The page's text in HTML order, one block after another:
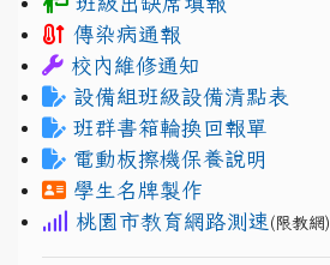
傳染病通報
校內維修通知
設備組班級設備清點表
班群書箱輪換回報單
電動板擦機保養說明
學生名牌製作
桃園市教育網路測速 (限教網)